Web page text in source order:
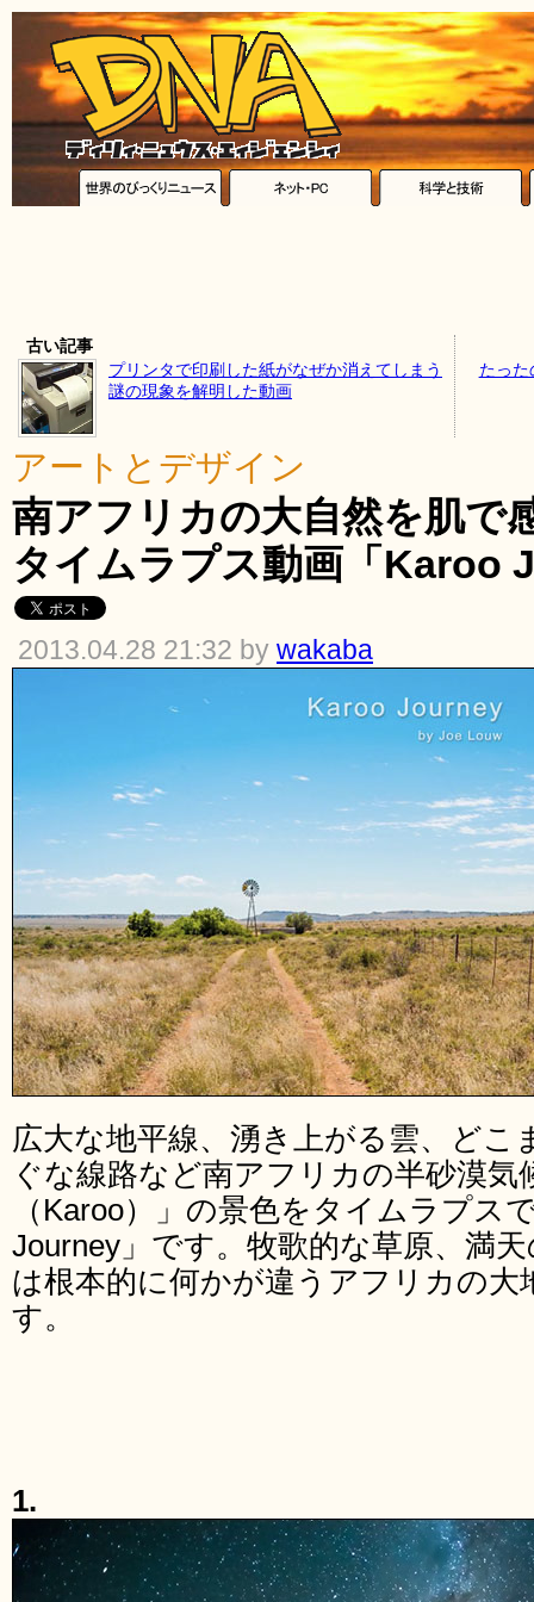
古い記事
プリンタで印刷した紙がなぜか消えてしまう
謎の現象を解明した動画
たっ
アートとデザイン
南アフリカの大自然を肌で
タイムラプス動画「Karoo
2013.04.28 21:32 by wakaba
広大な地平線、湧き上がる雲、どこ
ぐな線路など南アフリカの半砂漠気
（Karoo）」の景色をタイムラプス
Journey」です。牧歌的な草原、満
は根本的に何かが違うアフリカの
す。
1.